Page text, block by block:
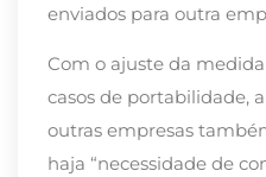
enviados para outra
Com o ajuste da
casos de portabilidade,
outras empresas
haja “necessidade de